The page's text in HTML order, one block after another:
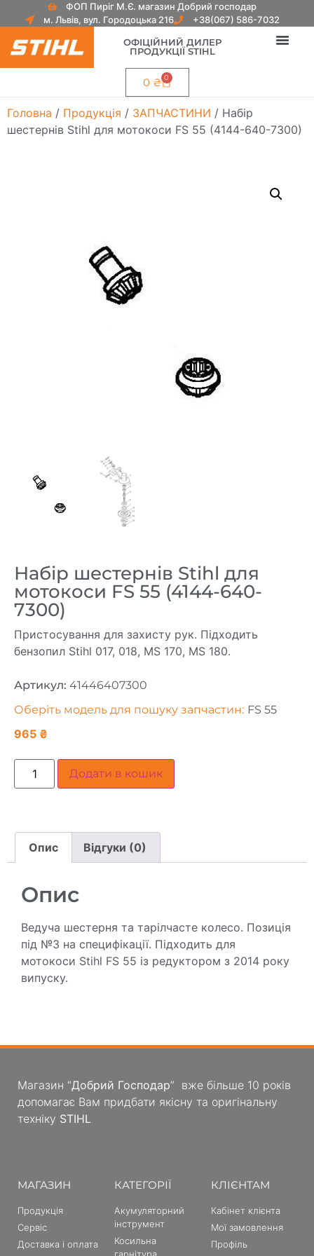
ФОП Пиріг М.Є. магазин Добрий господар
м. Львів, вул. Городоцька 216
+38(067) 586-7032
ОФІЦІЙНИЙ ДИЛЕР
ПРОДУКЦІЇ STIHL
0 ₴ 0
Головна / Продукція / ЗАПЧАСТИНИ / Набір
шестернів Stihl для мотокоси FS 55 (4144-640-7300)
Набір шестернів Stihl для
мотокоси FS 55 (4144-640-
7300)
Пристосування для захисту рук. Підходить
бензопил Stihl 017, 018, MS 170, MS 180.
Артикул: 41446407300
Оберіть модель для пошуку запчастин: FS 55
965 ₴
Додати в кошик
Опис Відгуки (0)
Опис
Ведуча шестерня та тарілчасте колесо. Позиція
під №3 на специфікації. Підходить для
мотокоси Stihl FS 55 із редуктором з 2014 року
випуску.
Магазин “Добрий Господар” вже більше 10 років
допомагає Вам придбати якісну та оригінальну
техніку STIHL
МАГАЗИН
Продукція
Сервіс
Доставка і оплата
КАТЕГОРІЇ
Акумуляторний
інструмент
Косильна
КЛІЄНТАМ
Кабінет клієнта
Мої замовлення
Профіль